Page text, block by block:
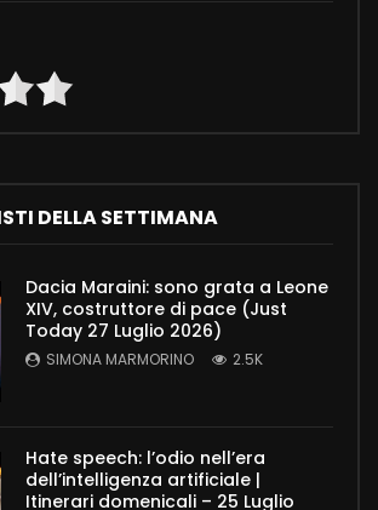
DELLA SETTIMANA
Dacia Maraini: sono grata a Leone
XIV, costruttore di pace (Just
Today 27 Luglio 2026)
SIMONA MARMORINO 2.5K
Hate speech: l’odio nell’era
dell’intelligenza artificiale |
Itinerari domenicali – 25 Luglio